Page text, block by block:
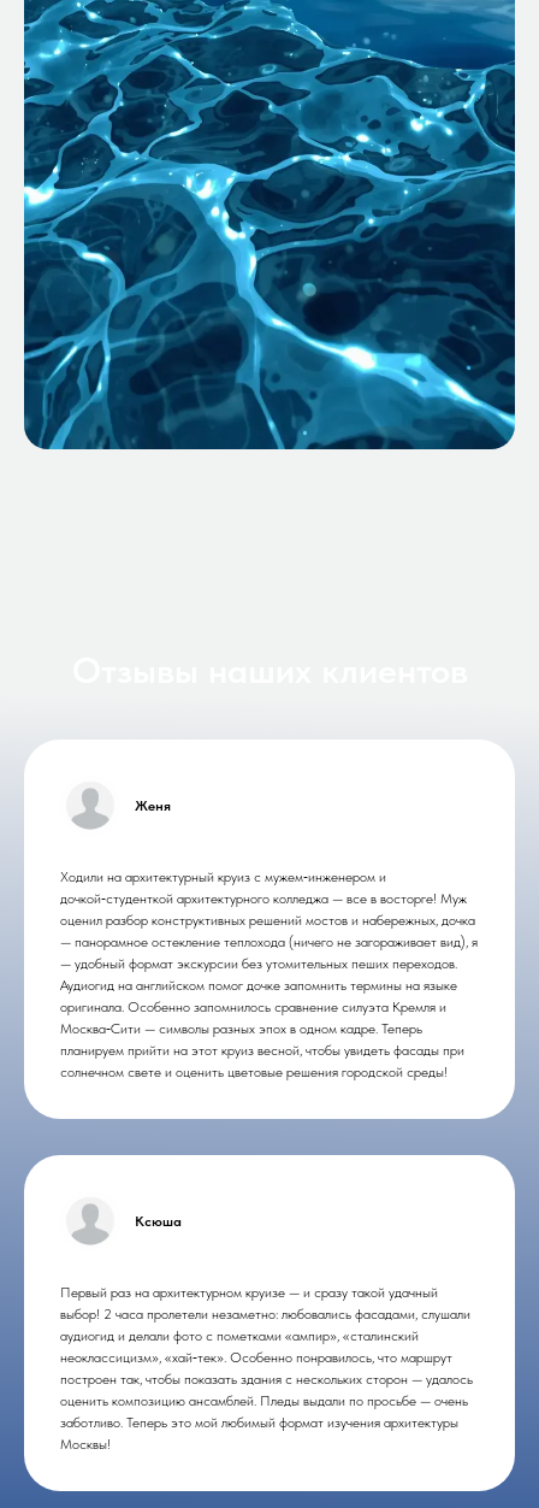
Женя
Ходили на архитектурный круиз с мужем‑инженером и
дочкой‑студенткой архитектурного колледжа — все в восторге! Муж
оценил разбор конструктивных решений мостов и набережных, дочка
— панорамное остекление теплохода (ничего не загораживает вид), я
— удобный формат экскурсии без утомительных пеших переходов.
Аудиогид на английском помог дочке запомнить термины на языке
оригинала. Особенно запомнилось сравнение силуэта Кремля и
Москва‑Сити — символы разных эпох в одном кадре. Теперь
планируем прийти на этот круиз весной, чтобы увидеть фасады при
солнечном свете и оценить цветовые решения городской среды!
Ксюша
Первый раз на архитектурном круизе — и сразу такой удачный
выбор! 2 часа пролетели незаметно: любовались фасадами, слушали
аудиогид и делали фото с пометками «ампир», «сталинский
неоклассицизм», «хай‑тек». Особенно понравилось, что маршрут
построен так, чтобы показать здания с нескольких сторон — удалось
оценить композицию ансамблей. Пледы выдали по просьбе — очень
заботливо. Теперь это мой любимый формат изучения архитектуры
Москвы!